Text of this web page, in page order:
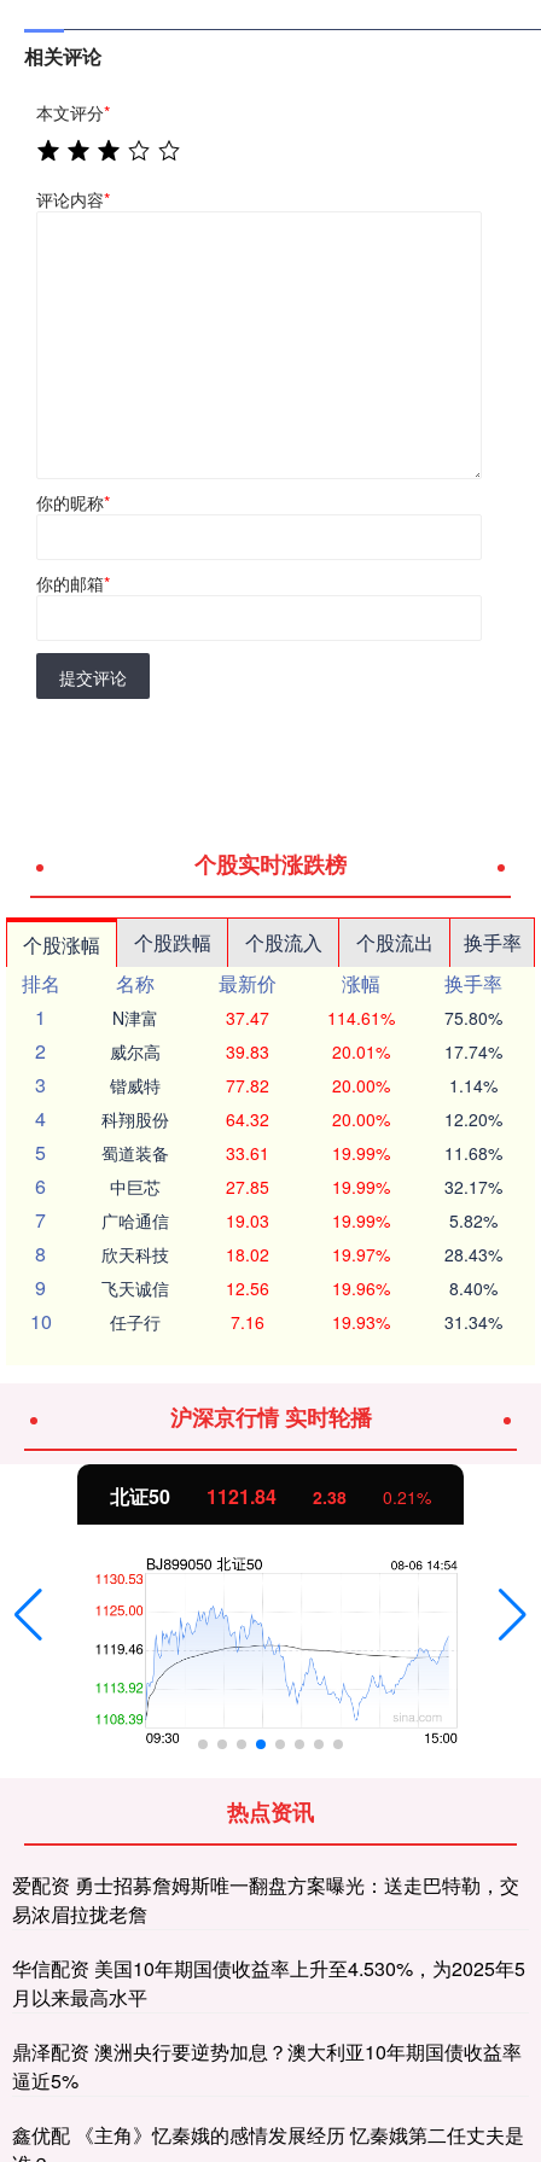
相关评论
本文评分*
评论内容*
你的昵称*
你的邮箱*
提交评论
个股实时涨跌榜
个股涨幅 个股跌幅 个股流入 个股流出
换手率
排名
名称 最新价 涨幅
换手率
1
N津富 37.47 114.61% 75.80%
2 威尔高 39.83 20.01% 17.74%
3 锴威特 77.82 20.00% 1.14%
4 科翔股份 64.32 20.00% 12.20%
5 蜀道装备 33.61 19.99% 11.68%
6 中巨芯 27.85 19.99% 32.17%
7 广哈通信 19.03 19.99% 5.82%
8 欣天科技 18.02 19.97% 28.43%
9 飞天诚信 12.56 19.96% 8.40%
10 任子行 7.16 19.93% 31.34%
沪深京行情 实时轮播
北证50 1121.95 2.49 0.22%
热点资讯
爱配资 勇士招募詹姆斯唯一翻盘方案曝光：送走巴特勒，交
易浓眉拉拢老詹
华信配资 美国10年期国债收益率上升至4.530%，为2025年5
月以来最高水平
鼎泽配资 澳洲央行要逆势加息？澳大利亚10年期国债收益率
逼近5%
鑫优配 《主角》忆秦娥的感情发展经历 忆秦娥第二任丈夫是